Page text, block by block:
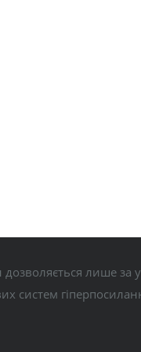
лише
систем